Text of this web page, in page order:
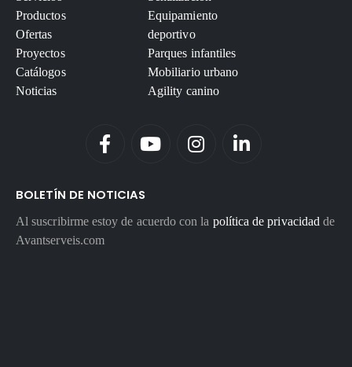
Productos
Ofertas
Proyectos
Catálogos
Noticias
Equipamiento
deportivo
Parques infantiles
Mobiliario urbano
Agility canino
BOLETÍN DE NOTICIAS
Al suscribirme estoy de acuerdo con la política de privacidad de
Avantserveis.com